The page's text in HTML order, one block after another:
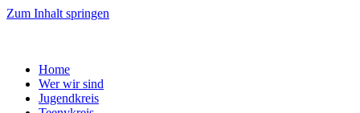
Zum Inhalt springen
Home
Wer wir sind
Jugendkreis